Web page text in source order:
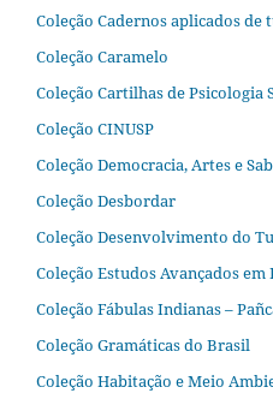
Coleção Cadernos aplicados de
Coleção Caramelo
Coleção Cartilhas de Psicologia
Coleção CINUSP
Coleção Democracia, Artes e
Coleção Desbordar
Coleção Desenvolvimento do
Coleção Estudos Avançados em
Coleção Fábulas Indianas –
Coleção Gramáticas do Brasil
Coleção Habitação e Meio